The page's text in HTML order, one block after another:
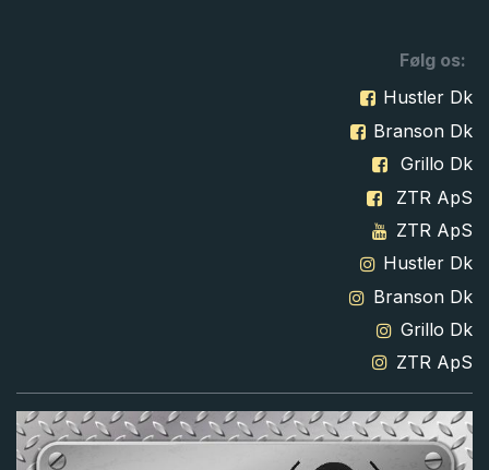
Følg os:
Hustler Dk
Branson Dk
Grillo Dk
ZTR ApS
ZTR ApS
Hustler Dk
Branson Dk
Grillo Dk
ZTR ApS